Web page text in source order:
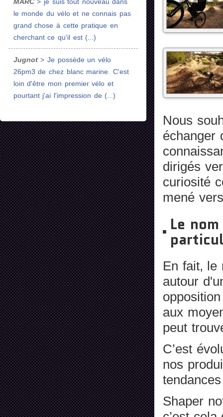
Nous
échanger
dirigés
curiosité
mené
Le
En fait, le
autour
aux
peut
C’est
nos
Shaper
le monde du vélo et ne connais pas
grand chose à cette pratique en
cherchant ce qu'il est (...)
Jugnot> Je possède un vélo
26pm3 de chez blanc marine. C'est
loin d'être mon premier vélo et
pourtant j'ai l'impression de (...)